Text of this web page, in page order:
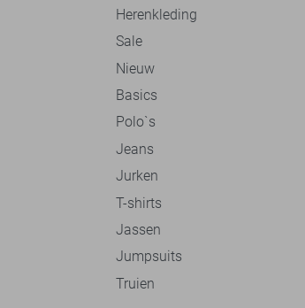
Herenkleding
Sale
Nieuw
Basics
Polo`s
Jeans
Jurken
T-shirts
Jassen
Jumpsuits
Truien